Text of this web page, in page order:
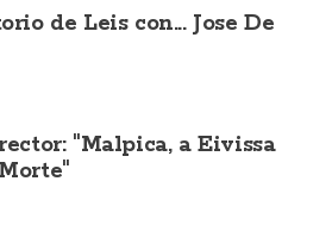
de Leis con... Jose De
"Malpica, a Eivissa